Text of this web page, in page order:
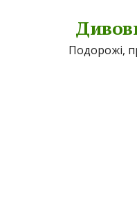
Подорожі,